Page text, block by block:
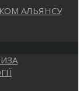
АЛЬЯНСУ